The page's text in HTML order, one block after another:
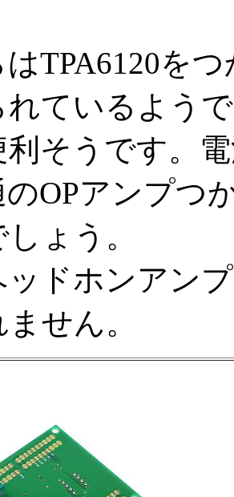
TPA6120を
れているよう
利そうです。
OPアンプつ
ょう。
ッドホンアン
せん。